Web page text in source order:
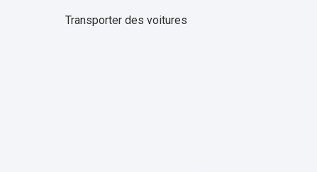
Transporter des voitures